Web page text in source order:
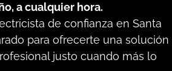
a cualquier hora.
de confianza en Santa
para ofrecerte una solución
justo cuando más lo